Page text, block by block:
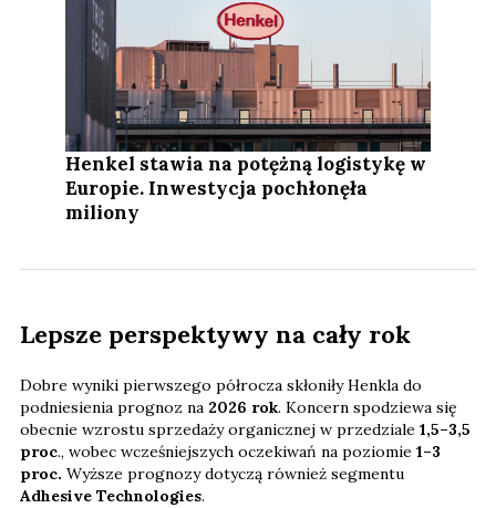
Henkel stawia na potężną logistykę w
Europie. Inwestycja pochłonęła
miliony
Lepsze perspektywy na cały rok
Dobre wyniki pierwszego półrocza skłoniły Henkla do
podniesienia prognoz na 2026 rok. Koncern spodziewa się
obecnie wzrostu sprzedaży organicznej w przedziale 1,5–3,5
proc., wobec wcześniejszych oczekiwań na poziomie 1–3
proc. Wyższe prognozy dotyczą również segmentu
Adhesive Technologies.